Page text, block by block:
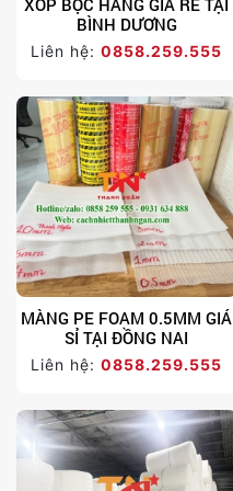
BÌNH DƯƠNG
Liên hệ:0858.259.555
MÀNG PE FOAM 0.5MM GIÁ
SỈ TẠI ĐỒNG NAI
Liên hệ:0858.259.555